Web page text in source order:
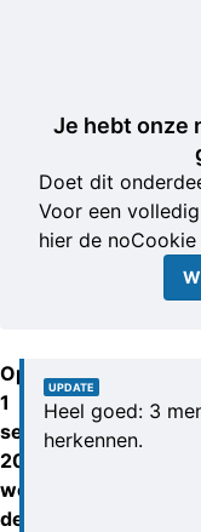
Je hebt onze
Doet dit
Voor een
hier de
Op
1
september
2017
wordt
de
UPDATE
Heel goed: 3
herkennen.